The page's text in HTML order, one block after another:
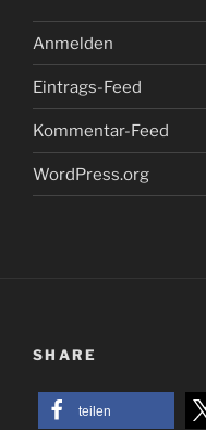
Anmelden
Eintrags-Feed
Kommentar-Feed
WordPress.org
SHARE
teilen